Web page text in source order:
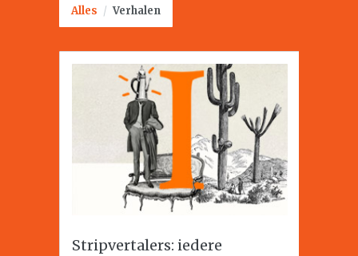
Alles / Verhalen
Stripvertalers: iedere